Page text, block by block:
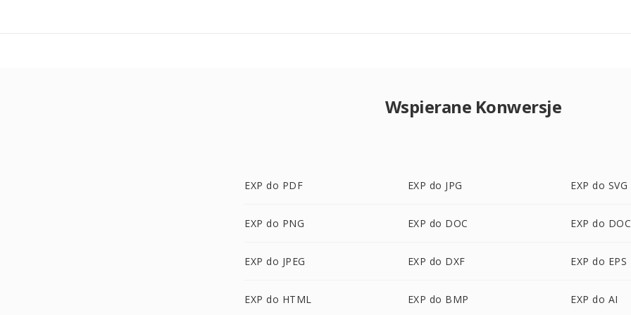
Wspierane Konwersje
EXP do PDF EXP do JPG EXP do SVG
EXP do PNG EXP do DOC EXP do
EXP do JPEG EXP do DXF EXP do EPS
EXP do HTML EXP do BMP EXP do AI